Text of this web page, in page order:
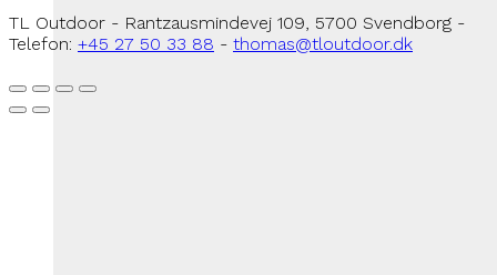
TL Outdoor - Rantzausmindevej 109, 5700 Svendborg -
Telefon: +45 27 50 33 88 - thomas@tloutdoor.dk